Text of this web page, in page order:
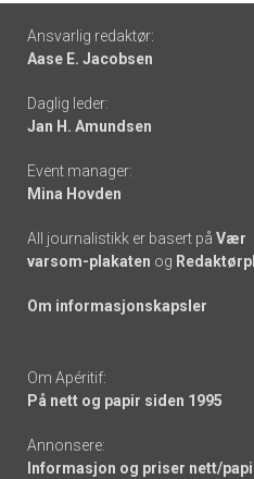
Footer
-
links
Ansvarlig redaktør:
Aase E. Jacobsen
Daglig leder:
Jan H. Amundsen
Event manager:
Mina Hovden
All journalistikk er basert på Vær
varsom-plakaten og
Om informasjonskapsler
Om Apéritif:
På nett og papir siden 1995
Annonsere:
Informasjon og priser nett/